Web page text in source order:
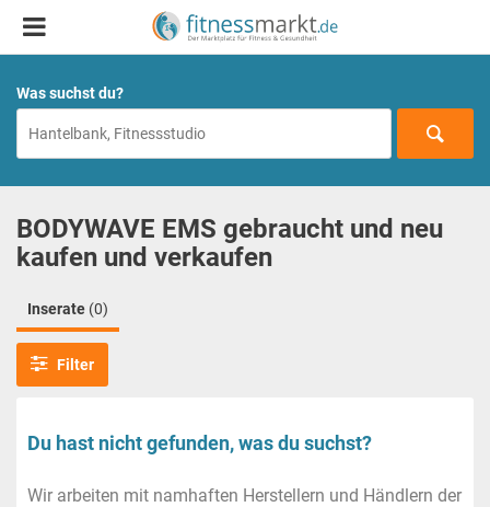
Was suchst du?
BODYWAVE EMS gebraucht und neu
kaufen und verkaufen
Inserate (0)
Filter
Du hast nicht gefunden, was du suchst?
Wir arbeiten mit namhaften Herstellern und Händlern der